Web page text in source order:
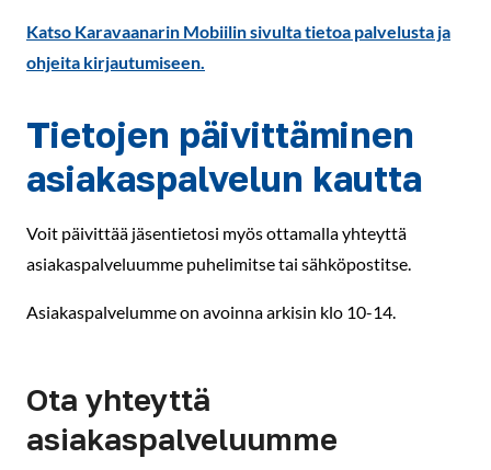
Katso Karavaanarin Mobiilin sivulta tietoa palvelusta ja
ohjeita kirjautumiseen.
Tietojen päivittäminen
asiakaspalvelun kautta
Voit päivittää jäsentietosi myös ottamalla yhteyttä
asiakaspalveluumme puhelimitse tai sähköpostitse.
Asiakaspalvelumme on avoinna arkisin klo 10-14.
Ota yhteyttä
asiakaspalveluumme